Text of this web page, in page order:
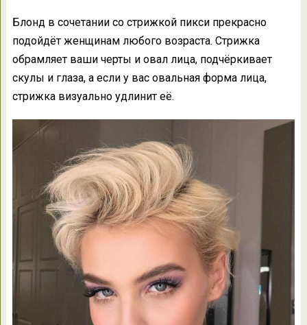
Блонд в сочетании со стрижкой пикси прекрасно
подойдёт женщинам любого возраста. Стрижка
обрамляет ваши черты и овал лица, подчёркивает
скулы и глаза, а если у вас овальная форма лица,
стрижка визуально удлинит её.